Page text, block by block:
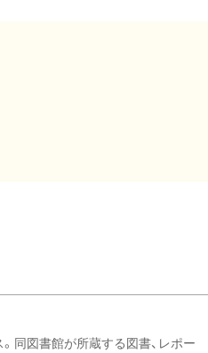
同図書館が所蔵する図書、レポー